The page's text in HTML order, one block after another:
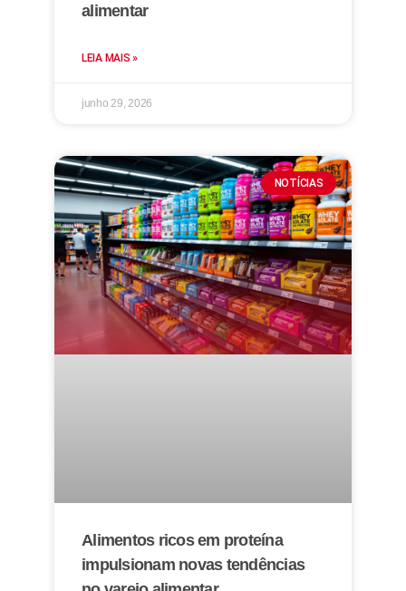
alimentar
LEIA MAIS »
junho 29, 2026
NOTÍCIAS
Alimentos ricos em proteína
impulsionam novas tendências